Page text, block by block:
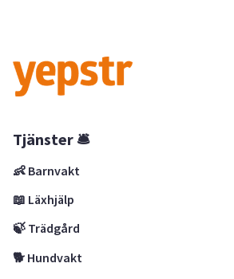
Tjänster 🛎
👶 Barnvakt
📖 Läxhjälp
🍃 Trädgård
🐕 Hundvakt